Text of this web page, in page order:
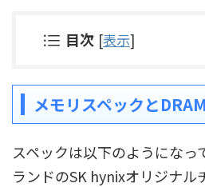
目次 [表示]
メモリスペックとDRAM
スペックは以下のようになっ
ランドのSK hynixオリジナル